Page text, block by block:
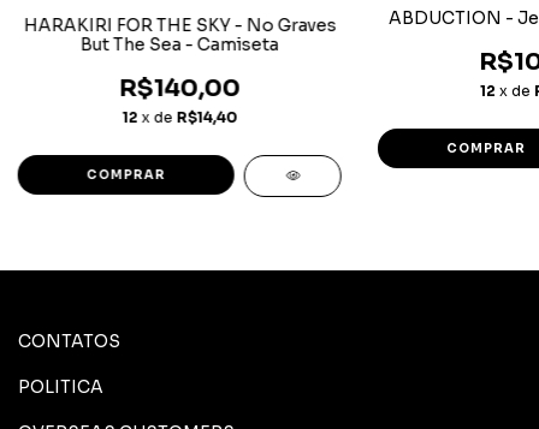
HARAKIRI FOR THE SKY - No Graves
But The Sea - Camiseta
R$140,00
12 x de R$14,40
COMPRAR
ABDUCTION -
12 x de
COMPRAR
CONTATOS
POLITICA